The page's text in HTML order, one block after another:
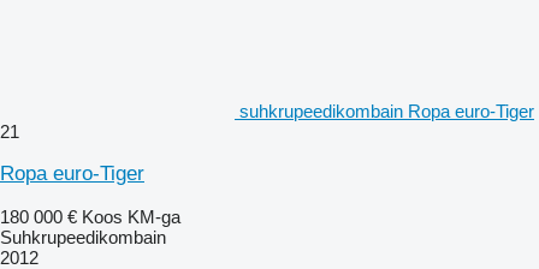
suhkrupeedikombain Ropa euro-Tiger
21
Ropa euro-Tiger
180 000 € Koos KM-ga
Suhkrupeedikombain
2012